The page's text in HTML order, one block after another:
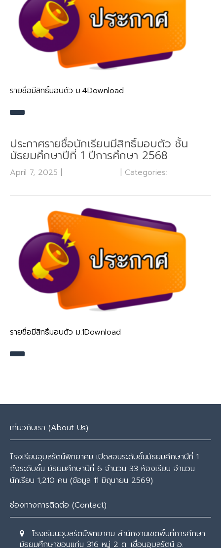
รายชื่อมีสิทธิ์มอบตัว ม.4Download
ประกาศรายชื่อนักเรียนมีสิทธิ์มอบตัว ชั้น
มัธยมศึกษาปีที่ 1 ปีการศึกษา 2568
April 7, 2025 | Categories:
รายชื่อมีสิทธิ์มอบตัว ม.1Download
เกี่ยวกับเรา (About Us)
โรงเรียนอุบลรัตน์พิทยาคม เปิดสอนระดับชั้นมัธยมศึกษาปีที่ 1
ถึงระดับชั้น มัธยมศึกษาปีที่ 6 จำนวน 33 ห้องเรียน จำนวน
นักเรียน 1,210 คน (ข้อมูล 11 มิถุนายน 2569)
ช่องทางการติดต่อ (Contact)
โรงเรียนอุบลรัตน์พิทยาคม สำนักงานเขตพื้นที่การศึกษา
มัธยมศึกษาขอนแก่น 316 หมู่ 2 ต. เขื่อนอุบลรัตน์ อ.